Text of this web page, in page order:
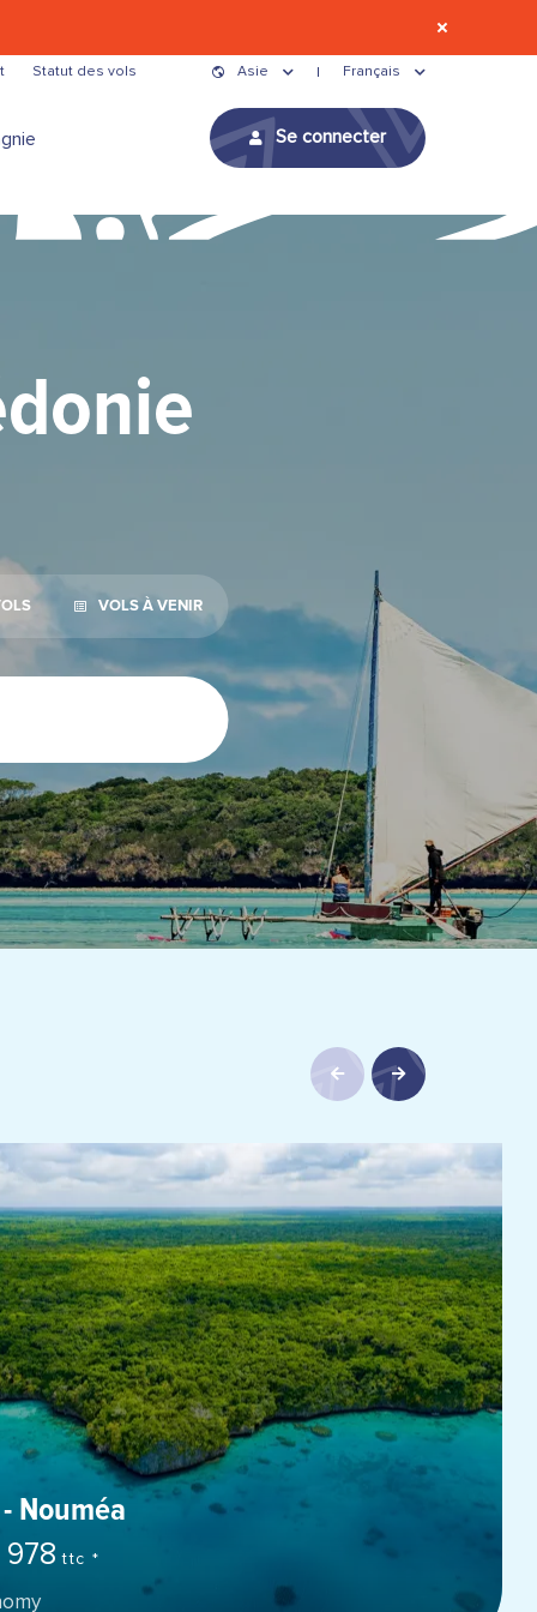
Statut des vols Asie Français
Se connecter
VOLS À VENIR
Nouméa
978 ttc *